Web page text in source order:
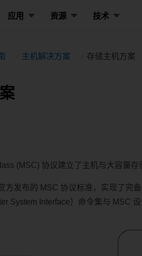
应用 资源 技术
主机解决方案 存储主机方案
(MSC) 协议建立了主机与大容量存
方发布的 MSC 协议标准，实现了完
System Interface）命令集与 MSC